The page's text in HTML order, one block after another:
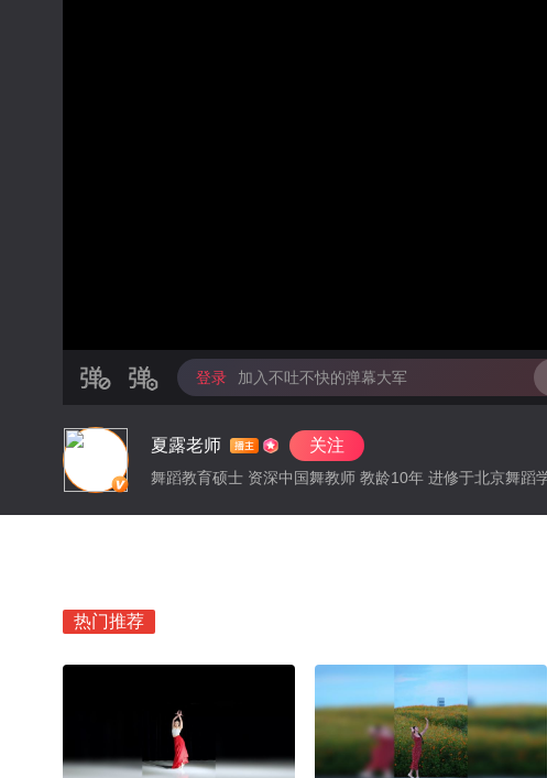
登录 加入不吐不快的弹幕大军
夏露老师 关注
热门推荐